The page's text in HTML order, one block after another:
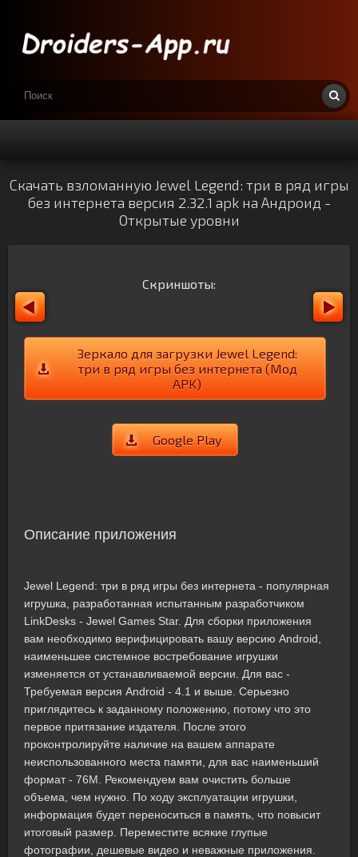
Скачать взломанную Jewel Legend: три в ряд игры
без интернета версия 2.32.1 apk на Андроид -
Открытые уровни
Скриншоты:
Зеркало для загрузки Jewel Legend:
три в ряд игры без интернета (Мод
APK)
Google Play
Описание приложения
Jewel Legend: три в ряд игры без интернета - популярная
игрушка, разработанная испытанным разработчиком
LinkDesks - Jewel Games Star. Для сборки приложения
вам необходимо верифицировать вашу версию Android,
наименьшее системное востребование игрушки
изменяется от устанавливаемой версии. Для вас -
Требуемая версия Android - 4.1 и выше. Серьезно
приглядитесь к заданному положению, потому что это
первое притязание издателя. После этого
проконтролируйте наличие на вашем аппарате
неиспользованного места памяти, для вас наименьший
формат - 76M. Рекомендуем вам очистить больше
объема, чем нужно. По ходу эксплуатации игрушки,
информация будет переноситься в память, что повысит
итоговый размер. Переместите всякие глупые
фотографии, дешевые видео и неважные приложения.